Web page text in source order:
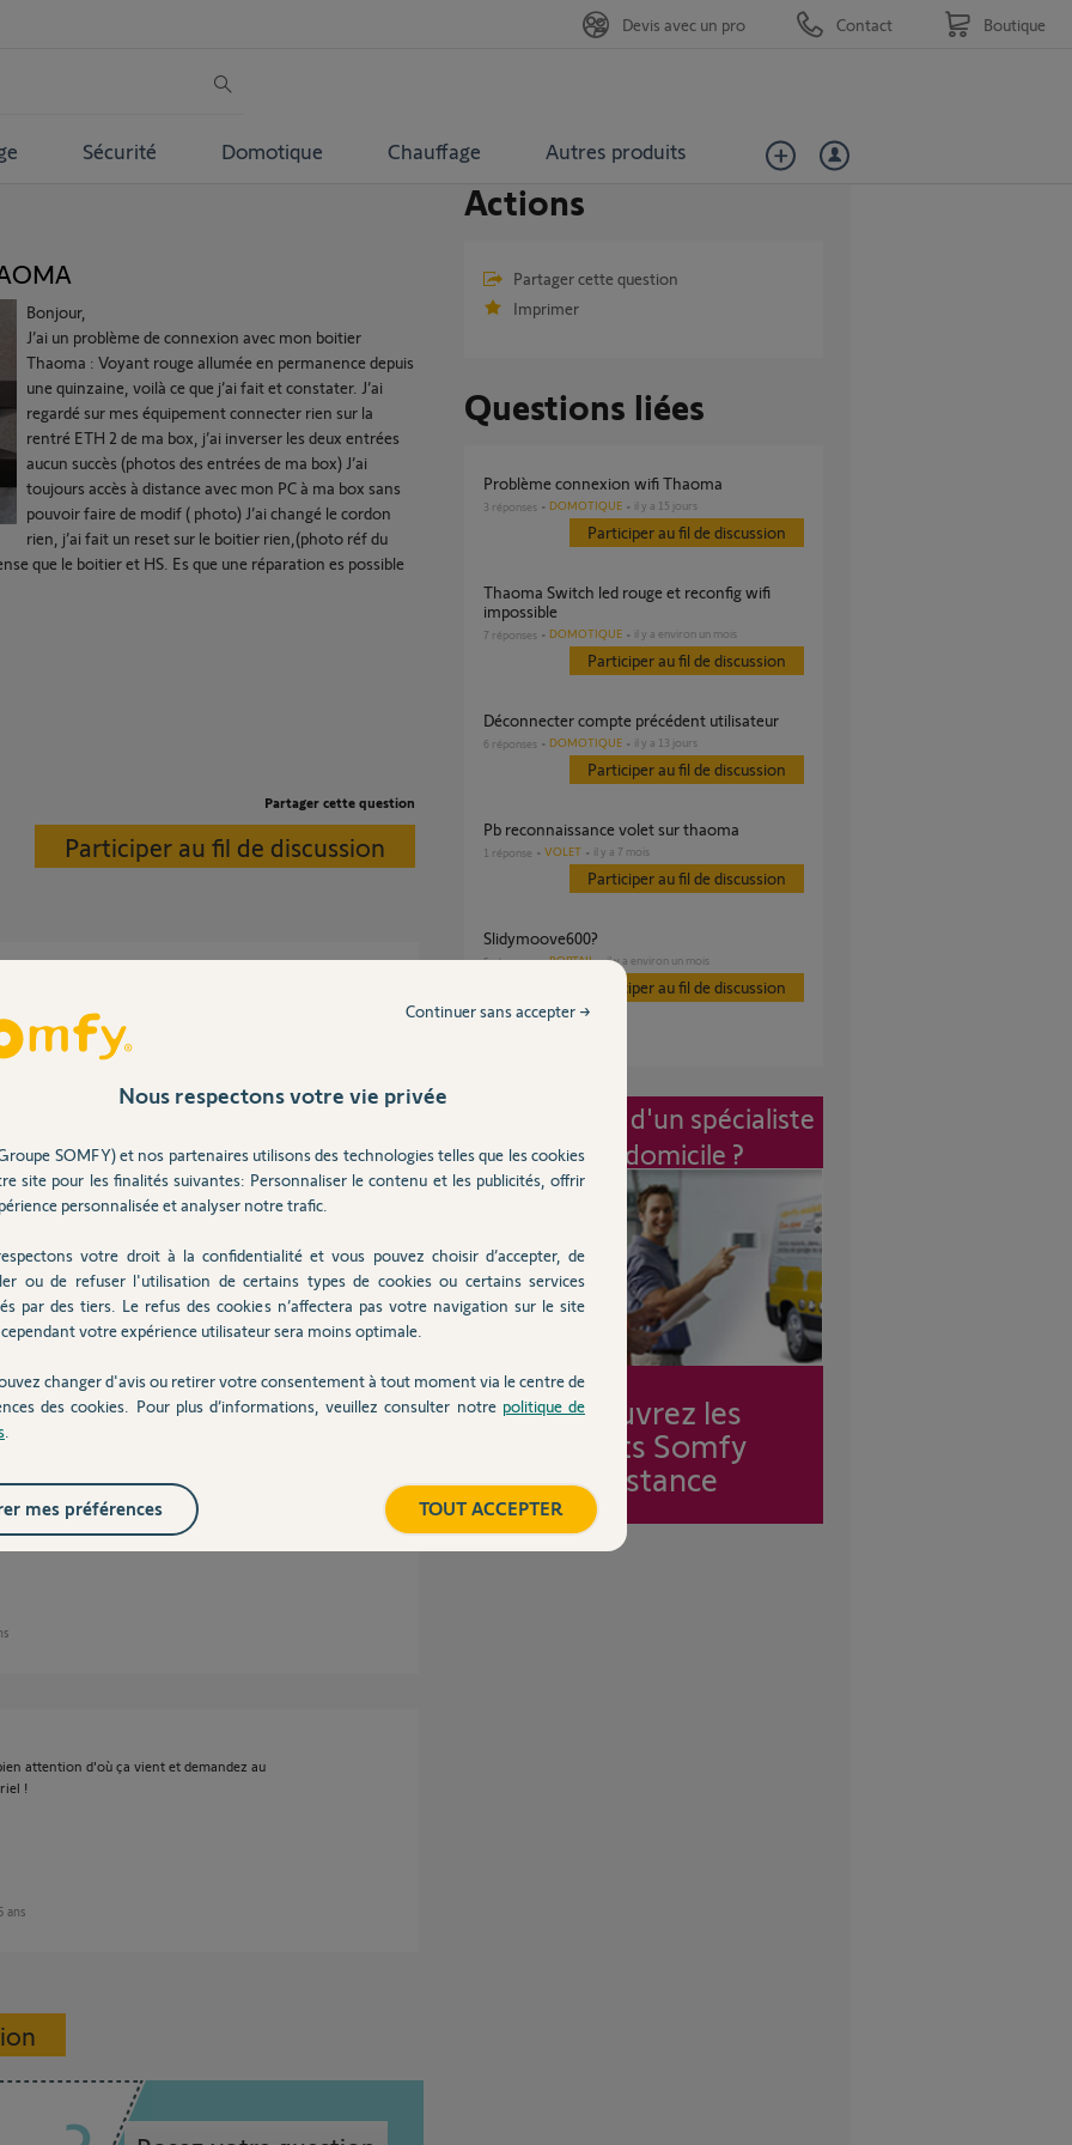
Sécurité Domotique Chauffage Autres produits
Devis avec un pro Contact Boutique
Bonjour,
J’ai un problème de connexion avec mon boitier
Thaoma : Voyant rouge allumée en permanence depuis
une quinzaine, voilà ce que j’ai fait et constater. J’ai
regardé sur mes équipement connecter rien sur la
rentré ETH 2 de ma box, j’ai inverser les deux entrées
aucun succès (photos des entrées de ma box) J’ai
toujours accès à distance avec mon PC à ma box sans
pouvoir faire de modif ( photo) J’ai changé le cordon
rien, j’ai fait un reset sur le boitier rien,(photo réf du
que le boitier et HS. Es que une réparation es possible
Partager cette question
Participer au fil de discussion
occasion car elle n'est plus produite.
V2.
plus des nouvelles avancées.
ans
es une box V2? j'ai opportunité d'acheter
attention d'où ça vient et demandez au
!
ans
Actions
Partager cette question
Imprimer
Questions liées
Problème connexion wifi Thaoma
3 réponses DOMOTIQUE il y a 15 jours
Participer au fil de discussion
Thaoma Switch led rouge et reconfig wifi
impossible
7 réponses DOMOTIQUE il y a environ un mois
Participer au fil de discussion
Déconnecter compte précédent utilisateur
6 réponses DOMOTIQUE il y a 13 jours
Participer au fil de discussion
Pb reconnaissance volet sur thaoma
1 réponse VOLET il y a 7 mois
Participer au fil de discussion
slidymoove600?
5réponses PORTAIL il y a environ un mois
Participer au fil de discussion
Intervention d'un spécialiste
à mon domicile ?
Découvrez les
forfaits Somfy
Assistance
Nous respectons votre vie privée
SOMFY) et nos partenaires utilisons des technologies telles que les cookies
site pour les finalités suivantes: Personnaliser le contenu et les publicités, offrir
personnalisée et analyser notre trafic.
votre droit à la confidentialité et vous pouvez choisir d’accepter, de
ou de refuser l'utilisation de certains types de cookies ou certains services
par des tiers. Le refus des cookies n’affectera pas votre navigation sur le site
votre expérience utilisateur sera moins optimale.
changer d'avis ou retirer votre consentement à tout moment via le centre de
des cookies. Pour plus d’informations, veuillez consulter notre politique de
Continuer sans accepter →
TOUT ACCEPTER
mes préférences